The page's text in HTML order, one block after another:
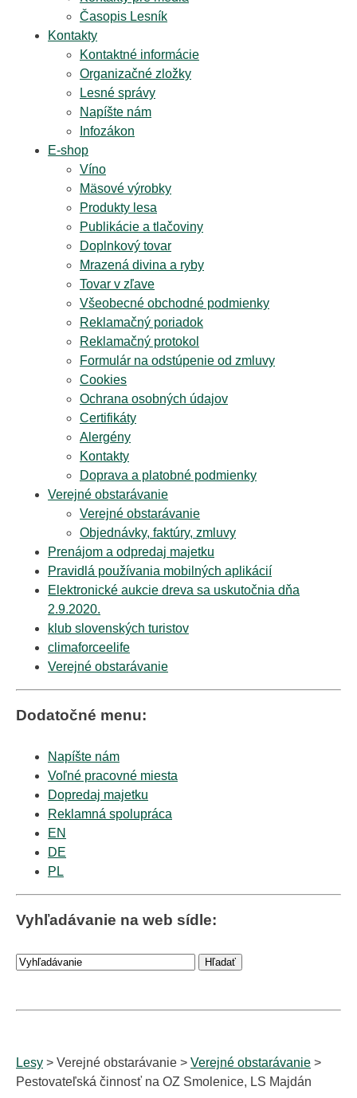
Časopis Lesník
Kontakty
Kontaktné informácie
Organizačné zložky
Lesné správy
Napíšte nám
Infozákon
E-shop
Víno
Mäsové výrobky
Produkty lesa
Publikácie a tlačoviny
Doplnkový tovar
Mrazená divina a ryby
Tovar v zľave
Všeobecné obchodné podmienky
Reklamačný poriadok
Reklamačný protokol
Formulár na odstúpenie od zmluvy
Cookies
Ochrana osobných údajov
Certifikáty
Alergény
Kontakty
Doprava a platobné podmienky
Verejné obstarávanie
Verejné obstarávanie
Objednávky, faktúry, zmluvy
Prenájom a odpredaj majetku
Pravidlá používania mobilných aplikácií
Elektronické aukcie dreva sa uskutočnia dňa
2.9.2020.
klub slovenských turistov
climaforceelife
Verejné obstarávanie
Dodatočné menu:
Napíšte nám
Voľné pracovné miesta
Dopredaj majetku
Reklamná spolupráca
EN
DE
PL
Vyhľadávanie na web sídle:
Lesy > Verejné obstarávanie > Verejné obstarávanie >
Pestovateľská činnosť na OZ Smolenice, LS Majdán